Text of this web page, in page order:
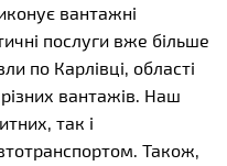
вантажні
послуги вже більше
по Карлівці, області
різних вантажів. Наш
так і
Також,